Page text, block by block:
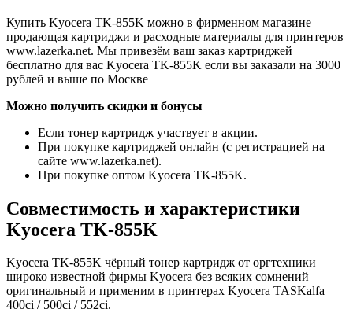
Купить Kyocera TK-855K можно в фирменном магазине
продающая картриджи и расходные материалы для принтеров
www.lazerka.net. Мы привезём ваш заказ картриджей
бесплатно для вас Kyocera TK-855K если вы заказали на 3000
рублей и выше по Москве
Можно получить скидки и бонусы
Если тонер картридж участвует в акции.
При покупке картриджей онлайн (с регистрацией на
сайте www.lazerka.net).
При покупке оптом Kyocera TK-855K.
Совместимость и характеристики
Kyocera TK-855K
Kyocera TK-855K чёрный тонер картридж от оргтехники
широко известной фирмы Kyocera без всяких сомнений
оригинальный и применим в принтерах Kyocera TASKalfa
400ci / 500ci / 552ci.